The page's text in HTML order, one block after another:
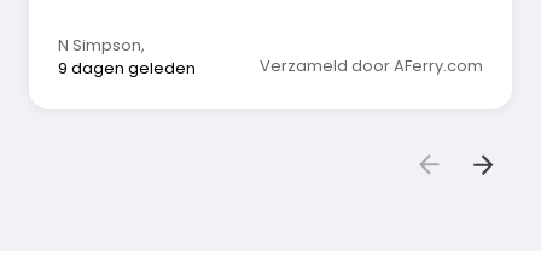
N Simpson,
9 dagen geleden
Verzameld door AFerry.com